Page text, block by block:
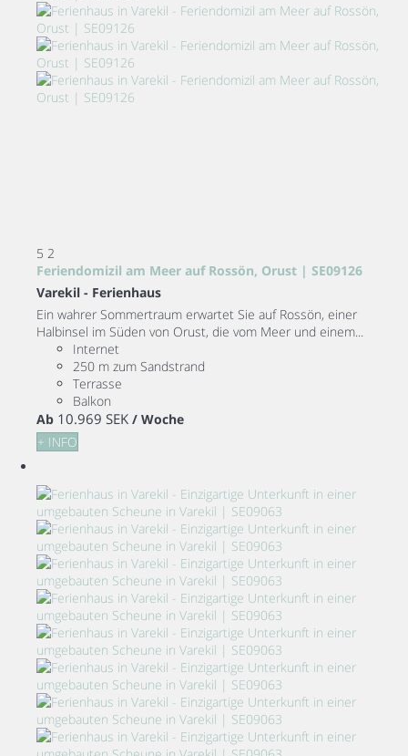
5 2
Feriendomizil am Meer auf Rossön, Orust | SE09126
Varekil - Ferienhaus
Ein wahrer Sommertraum erwartet Sie auf Rossön, einer
Halbinsel im Süden von Orust, die vom Meer und einem...
Internet
250 m zum Sandstrand
Terrasse
Balkon
Ab 10.969 SEK / Woche
+ INFO